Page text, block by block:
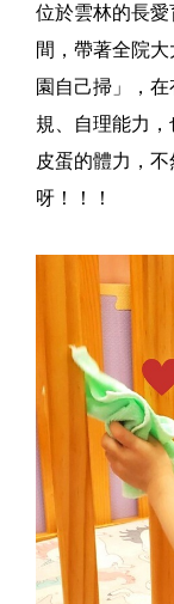
位於雲林的長
間，帶著全院
園自己掃」，
規、自理能力
皮蛋的體力，
呀！！！